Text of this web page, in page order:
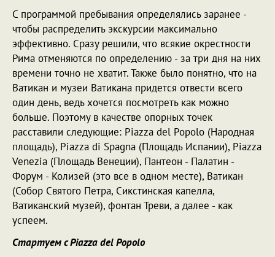
С программой пребывания определялись заранее -
чтобы распределить экскурсии максимально
эффективно. Сразу решили, что всякие окрестности
Рима отменяются по определению - за три дня на них
времени точно не хватит. Также было понятно, что на
Ватикан и музеи Ватикана придется отвести всего
один день, ведь хочется посмотреть как можно
больше. Поэтому в качестве опорных точек
расставили следующие: Piazza del Popolo (Народная
площадь), Piazza di Spagna (Площадь Испании), Piazza
Venezia (Площадь Венеции), Пантеон - Палатин -
Форум - Колизей (это все в одном месте), Ватикан
(Собор Святого Петра, Сикстинская капелла,
Ватиканский музей), фонтан Треви, а далее - как
успеем.
Стартуем с Piazza del Popolo